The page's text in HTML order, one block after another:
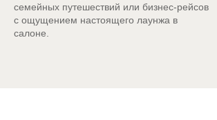
семейных путешествий или бизнес-рейсов
с ощущением настоящего лаунжа в
салоне.
Zeekr 9X